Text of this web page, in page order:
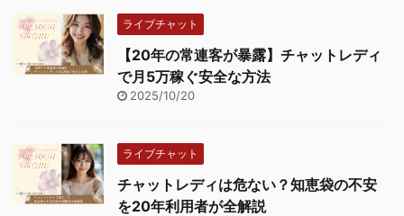
ライブチャット
【20年の常連客が暴露】チャットレディ
で月5万稼ぐ安全な方法
2025/10/20
ライブチャット
チャットレディは危ない？知恵袋の不安
を20年利用者が全解説